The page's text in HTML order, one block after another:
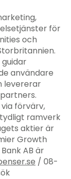
för
och
användare
levererar
förvärv,
ramverk
aktier är
Growth
AB är
/ 08-